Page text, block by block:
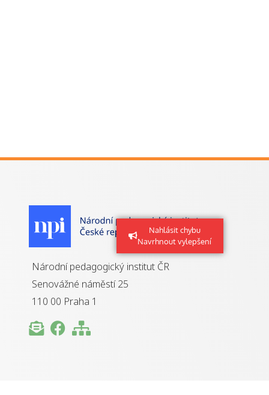
Nahlásit chybu
Navrhnout vylepšení
Národní pedagogický institut ČR
Senovážné náměstí 25
110 00 Praha 1